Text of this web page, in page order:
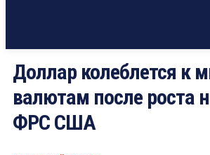
Доллар колеблется к
валютам после роста
ФРС США